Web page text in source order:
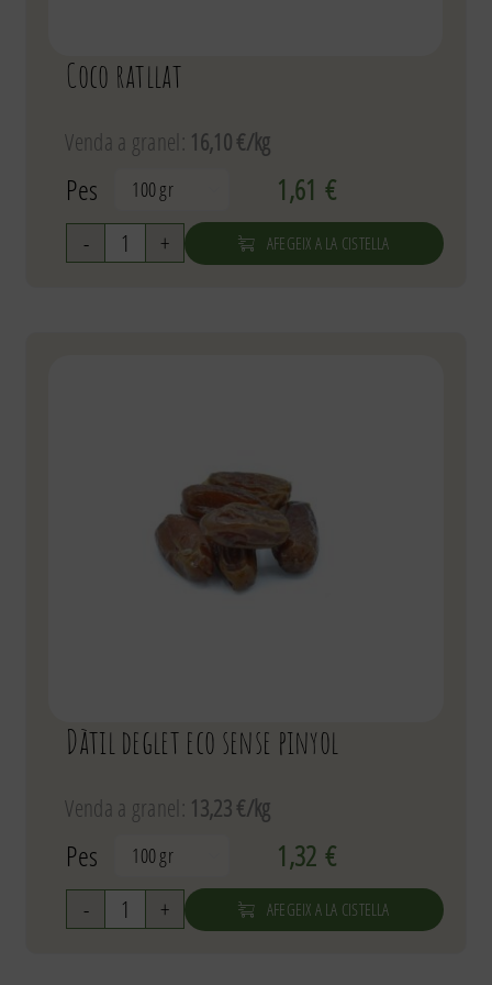
Coco ratllat
Venda a granel: 16,10 €/kg
Pes 1,61 €
quantitat
AFEGEIX A LA CISTELLA
Dàtil deglet eco sense pinyol
Venda a granel: 13,23 €/kg
Pes 1,32 €
quantitat
AFEGEIX A LA CISTELLA